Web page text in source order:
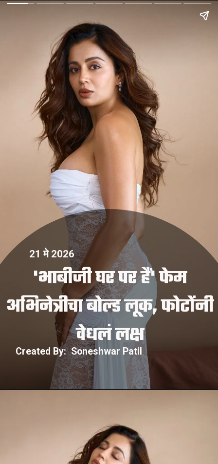
'भाबीजी घर पर हैं' फेम
अभिनेत्रीचा बोल्ड लूक, फोटोंनी
वेधलं लक्ष
21 मे 2026
Created By: Soneshwar Patil